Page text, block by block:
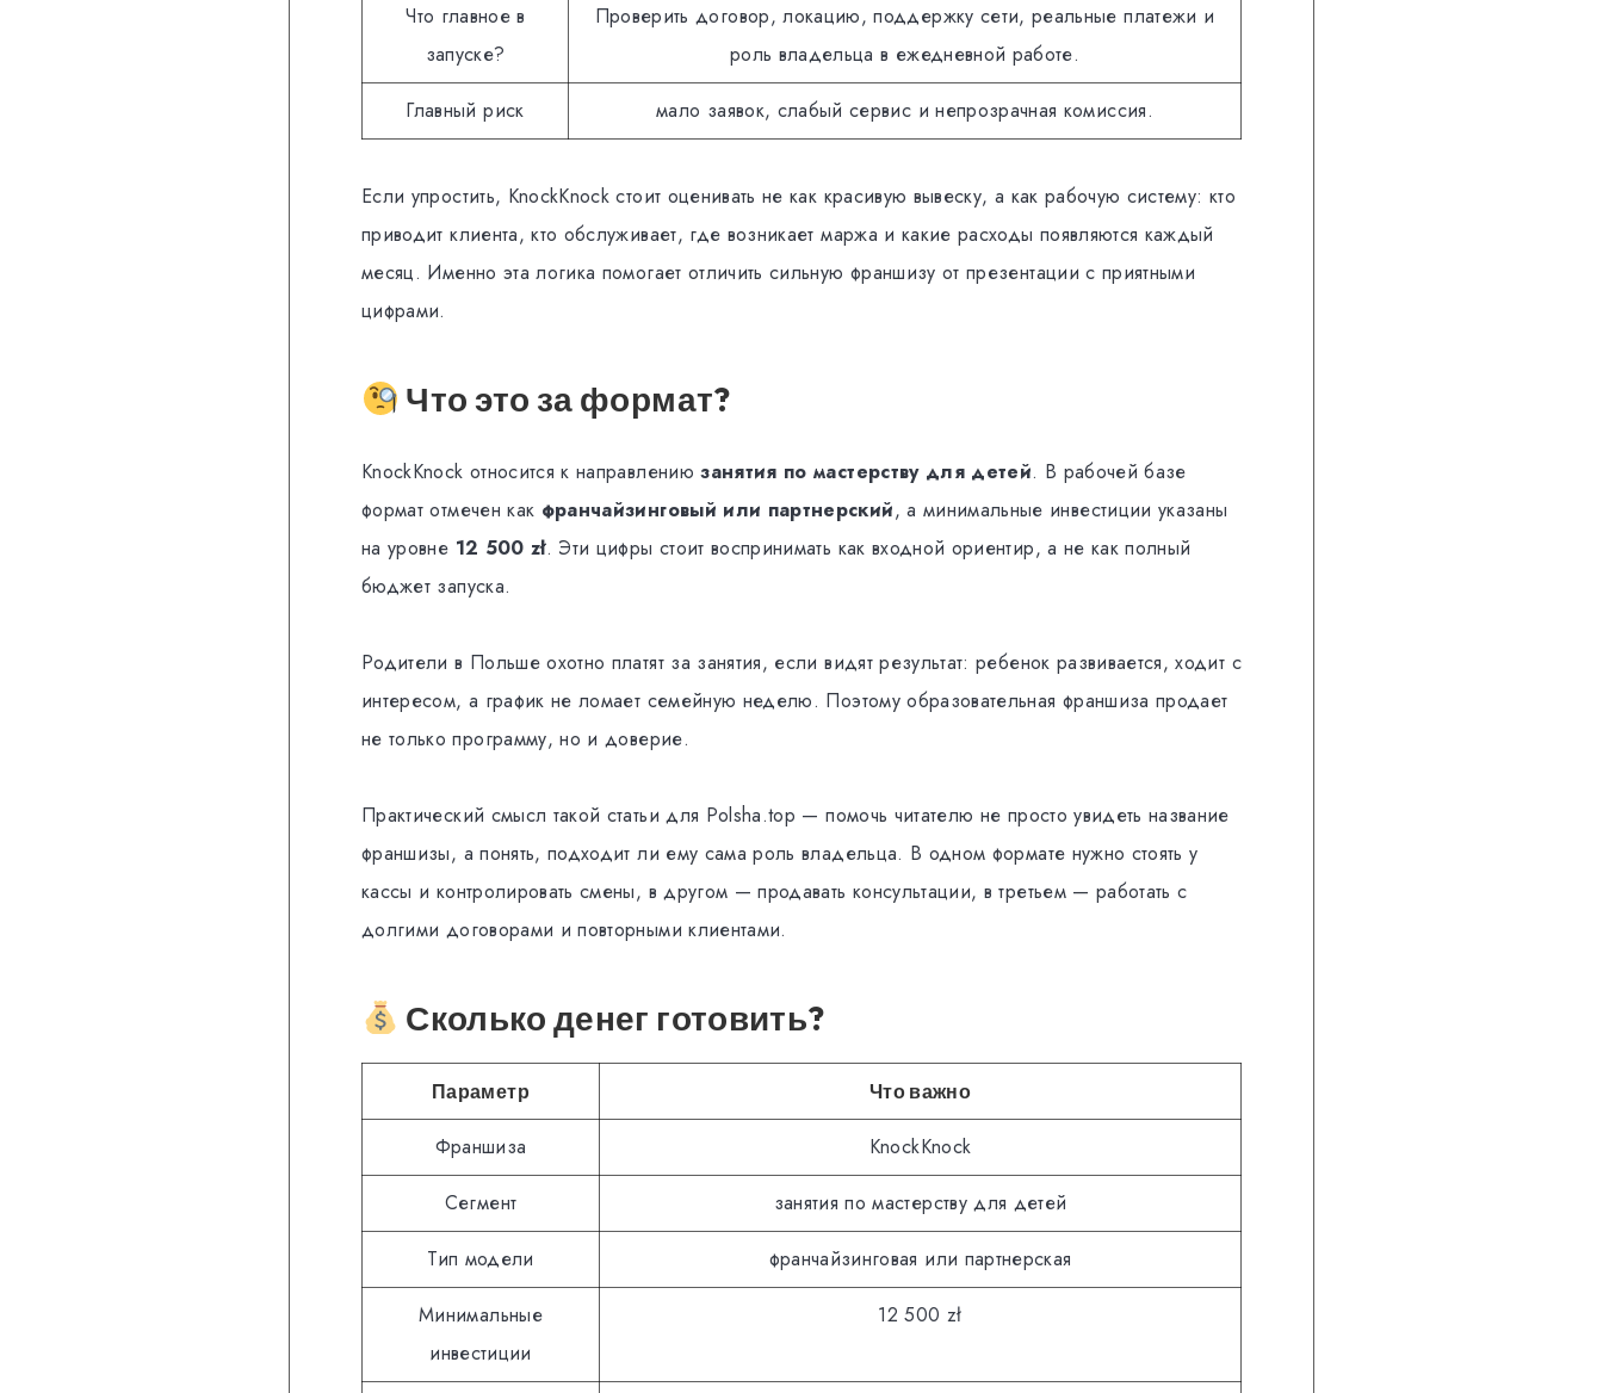
Что главное в
запуске?
Проверить договор, локацию, поддержку сети, реальные платежи и
роль владельца в ежедневной работе.
Главный риск мало заявок, слабый сервис и непрозрачная комиссия.
Если упростить, KnockKnock стоит оценивать не как красивую вывеску, а как рабочую систему: кто
приводит клиента, кто обслуживает, где возникает маржа и какие расходы появляются каждый
месяц. Именно эта логика помогает отличить сильную франшизу от презентации с приятными
цифрами.
Что это за формат?
KnockKnock относится к направлениюзанятия по мастерству для детей. В рабочей базе
формат отмечен как франчайзинговый или партнерский, а минимальные инвестиции указаны
на уровне 12 500 zł. Эти цифры стоит воспринимать как входной ориентир, а не как полный
бюджет запуска.
Родители в Польше охотно платят за занятия, если видят результат: ребенок развивается, ходит с
интересом, а график не ломает семейную неделю. Поэтому образовательная франшиза продает
не только программу, но и доверие.
Практический смысл такой статьи для Polsha.top — помочь читателю не просто увидеть название
франшизы, а понять, подходит ли ему сама роль владельца. В одном формате нужно стоять у
кассы и контролировать смены, в другом — продавать консультации, в третьем — работать с
долгими договорами и повторными клиентами.
Сколько денег готовить?
Параметр Что важно
Франшиза KnockKnock
Сегмент занятия по мастерству для детей
Тип модели франчайзинговая или партнерская
Минимальные
инвестиции
12 500 zł